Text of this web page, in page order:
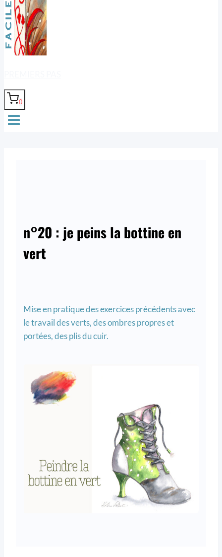
0
n°20 : je peins la bottine en
vert
Mise en pratique des exercices précédents avec
le travail des verts, des ombres propres et
portées, des plis du cuir.